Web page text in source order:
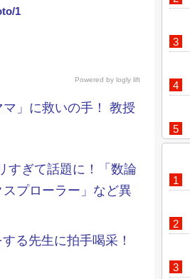
1
」に救いの手！ 教授
すぎて話題に！「数論
プローラー」など異
る先生に拍手喝采！
Powered by logly lift